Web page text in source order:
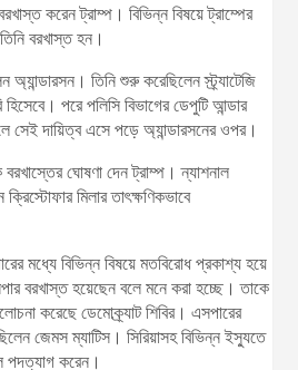
করেন ট্রাম্প। বিভিন্ন বিষয়ে ট্রাম্পের
বরখাস্ত হন।
অ্যান্ডারসন। তিনি শুরু করেছিলেন স্ট্র্যাটেজি
হিসেবে। পরে পলিসি বিভাগের ডেপুটি আন্ডার
সেই দায়িত্ব এসে পড়ে অ্যান্ডারসনের ওপর।
ঘোষণা দেন ট্রাম্প। ন্যাশনাল
ক্রিস্টোফার মিলার তাৎক্ষণিকভাবে
মধ্যে বিভিন্ন বিষয়ে মতবিরোধ প্রকাশ্য হয়ে
বরখাস্ত হয়েছেন বলে মনে করা হচ্ছে। তাকে
করেছে ডেমোক্র্যাট শিবির। এসপারের
জেমস ম্যাটিস। সিরিয়াসহ বিভিন্ন ইস্যুতে
পদত্যাগ করেন।